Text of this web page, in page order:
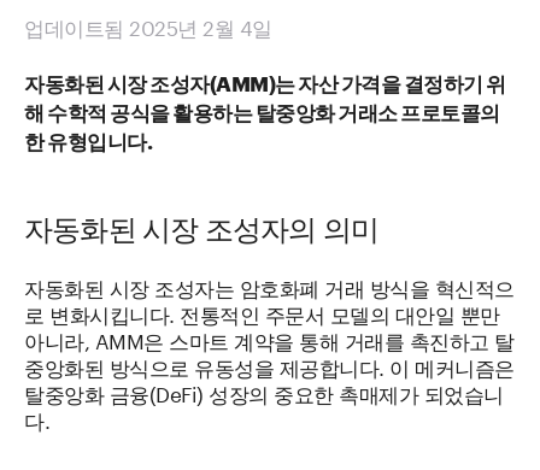
업데이트됨 2025년 2월 4일
자동화된 시장 조성자(AMM)는 자산 가격을 결정하기 위
해 수학적 공식을 활용하는 탈중앙화 거래소 프로토콜의
한 유형입니다.
자동화된 시장 조성자의 의미
자동화된 시장 조성자는 암호화폐 거래 방식을 혁신적으
로 변화시킵니다. 전통적인 주문서 모델의 대안일 뿐만
아니라, AMM은 스마트 계약을 통해 거래를 촉진하고 탈
중앙화된 방식으로 유동성을 제공합니다. 이 메커니즘은
탈중앙화 금융(DeFi) 성장의 중요한 촉매제가 되었습니
다.